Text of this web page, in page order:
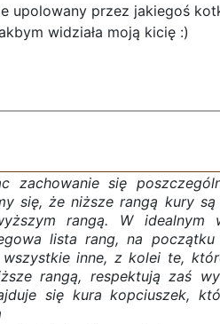
upolowany przez jakiegoś
widziała moją kicię :)
zachowanie się
się, że niższe rangą kury
rangą. W idealnym
lista rang, na
inne, z kolei te,
rangą, respektują zaś
się kura kopciuszek,